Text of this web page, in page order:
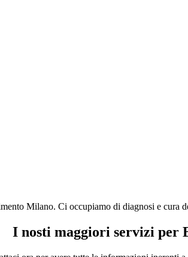
Milano. Ci occupiamo di diagnosi e cura
I nosti maggiori servizi per